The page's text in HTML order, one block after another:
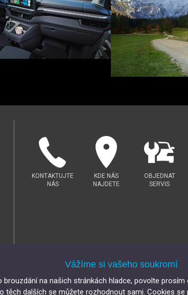
KONTAKTUJTE
NÁS
KDE NÁS
NAJDETE
OBJEDNAT
SERVIS
Vážíme si vašeho soukromí
brouzdání na našich stránkách hladce, povolte
těch dalších se můžete rozhodnout sami. Cookies se